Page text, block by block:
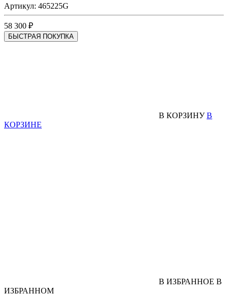
Артикул: 465225G
58 300 ₽
БЫСТРАЯ ПОКУПКА
В КОРЗИНУ В
КОРЗИНЕ
В ИЗБРАННОЕ В
ИЗБРАННОМ